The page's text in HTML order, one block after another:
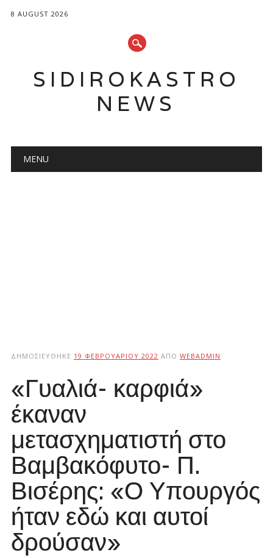
8 AUGUST 2026
SIDIROKASTRO
NEWS
Main menu
MENU
ΔΗΜΟΣΙΕΎΘΗΚΕ 19 ΦΕΒΡΟΥΑΡΊΟΥ 2022 ΑΠΌ WEBADMIN
«Γυαλιά- καρφιά»
έκαναν
μετασχηματιστή στο
Βαμβακόφυτο- Π.
Βισέρης: «Ο Υπουργός
ήταν εδώ και αυτοί
δρούσαν»